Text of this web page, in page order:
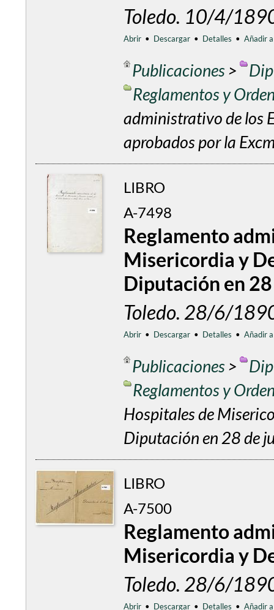
Toledo. 10/4/
Abrir • Descargar • Detalles • Añadir
Publicaciones>
Reglamentos y
administrativo de los
aprobados por la
LIBRO
A-7498
Reglamento
Misericordia y
Diputación en
Toledo. 28/6/
Abrir • Descargar • Detalles • Añadir
Publicaciones>
Reglamentos y
Hospitales de
Diputación en 28 de
LIBRO
A-7500
Reglamento
Misericordia y
Toledo. 28/6/
Abrir • Descargar • Detalles • Añadir